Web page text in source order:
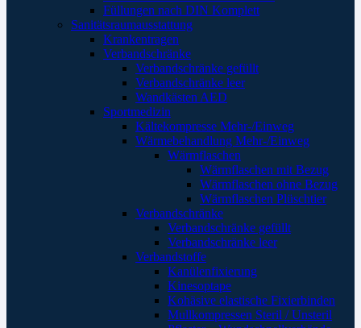
Füllungen nach DIN Komplett
Sanitätsraumausstattung
Krankentragen
Verbandschränke
Verbandschränke gefüllt
Verbandschränke leer
Wandkästen AED
Sportmedizin
Kältekompresse Mehr-/Einweg
Wärmebehandlung Mehr-/Einweg
Wärmflaschen
Wärmflaschen mit Bezug
Wärmflaschen ohne Bezug
Wärmflaschen Plüschtier
Verbandschränke
Verbandschränke gefüllt
Verbandschränke leer
Verbandstoffe
Kanülenfixierung
Kinesoptape
Kohäsive elastische Fixierbinden
Mullkompressen Steril / Unsteril